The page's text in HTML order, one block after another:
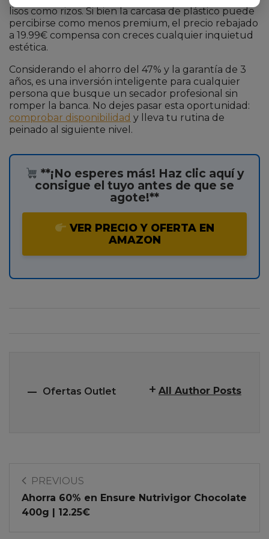
lisos como rizos. Si bien la carcasa de plástico puede
percibirse como menos premium, el precio rebajado
a 19.99€ compensa con creces cualquier inquietud
estética.
Considerando el ahorro del 47% y la garantía de 3
años, es una inversión inteligente para cualquier
persona que busque un secador profesional sin
romper la banca. No dejes pasar esta oportunidad:
comprobar disponibilidad y lleva tu rutina de
peinado al siguiente nivel.
**¡No esperes más! Haz clic aquí y
consigue el tuyo antes de que se
agote!**
VER PRECIO Y OFERTA EN
AMAZON
Ofertas Outlet All Author Posts
PREVIOUS
Ahorra 60% en Ensure Nutrivigor Chocolate
400g | 12.25€